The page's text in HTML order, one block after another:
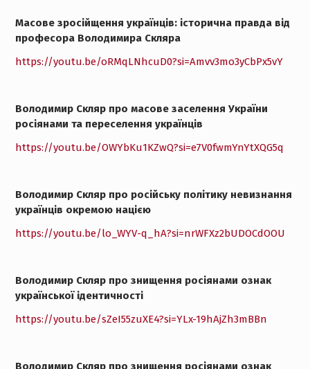
Масове зросійщення українців: історична правда від
професора Володимира Скляра
https://youtu.be/oRMqLNhcuD0?si=Amvv3mo3yCbPx5vY
Володимир Скляр про масове заселення України
росіянами та переселення українців
https://youtu.be/OWYbKu1KZwQ?si=e7V0fwmYnYtXQG5q
Володимир Скляр про російську політику невизнання
українців окремою нацією
https://youtu.be/lo_WYV-q_hA?si=nrWFXz2bUDOCdOOU
Володимир Скляр про знищення росіянами ознак
української ідентичності
https://youtu.be/sZeI55zuXE4?si=YLx-19hAjZh3mBBn
Володимир Скляр про знищення росіянами ознак